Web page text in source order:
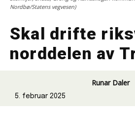
Nordbø/Statens vegvesen)
Skal drifte
norddelen av
Runar Daler
5. februar 2025